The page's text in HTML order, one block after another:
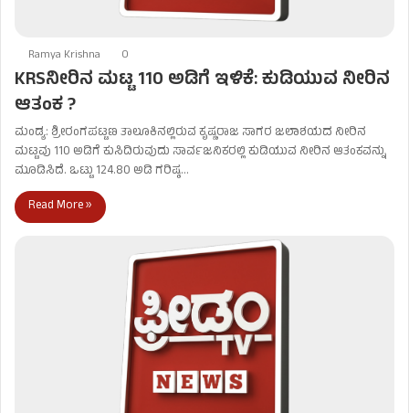
Ramya Krishna 0
KRSನೀರಿನ ಮಟ್ಟ 110 ಅಡಿಗೆ ಇಳಿಕೆ: ಕುಡಿಯುವ ನೀರಿನ
ಆತಂಕ ?
ಮಂಡ್ಯ: ಶ್ರೀರಂಗಪಟ್ಟಣ ತಾಲೂಕಿನಲ್ಲಿರುವ ಕೃಷ್ಣರಾಜ ಸಾಗರ ಜಲಾಶಯದ ನೀರಿನ
ಮಟ್ಟವು 110 ಅಡಿಗೆ ಕುಸಿದಿರುವುದು ಸಾರ್ವಜನಿಕರಲ್ಲಿ ಕುಡಿಯುವ ನೀರಿನ ಆತಂಕವನ್ನು
ಮೂಡಿಸಿದೆ. ಒಟ್ಟು 124.80 ಅಡಿ ಗರಿಷ್ಠ…
Read More »